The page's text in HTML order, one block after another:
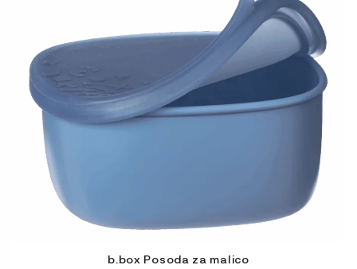
b.box Posoda za malico
lahko
izberete
strani
izdelka